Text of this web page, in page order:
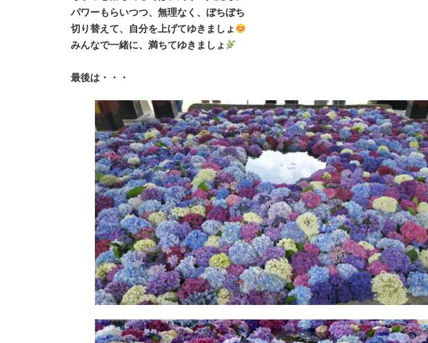
パワーもらいつつ、無理なく、ぼちぼち
切り替えて、自分を上げてゆきましょ
みんなで一緒に、満ちてゆきましょ
最後は・・・